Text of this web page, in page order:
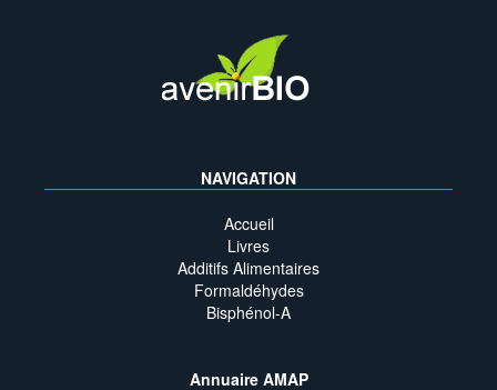
NAVIGATION
Accueil
Livres
Additifs Alimentaires
Formaldéhydes
Bisphénol-A
Annuaire AMAP